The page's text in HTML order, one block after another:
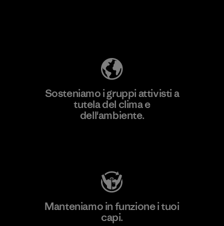
Sosteniamo i gruppi attivisti a
tutela del clima e
dell'ambiente.
Manteniamo in funzione i tuoi
capi.